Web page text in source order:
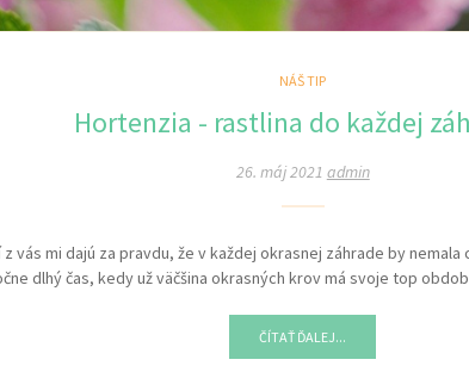
NÁŠ TIP
Hortenzia - rastlina do každej
26. máj 2021 admin
vás mi dajú za pravdu, že v každej okrasnej záhrade by
dlhý čas, kedy už väčšina okrasných krov má svoje top
ČÍTAŤ ĎALEJ...